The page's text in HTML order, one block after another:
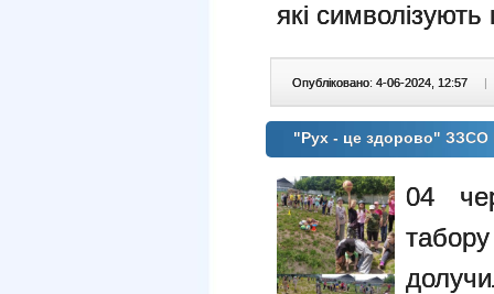
які символізують
Опубліковано: 4-06-2024, 12:57 |
"Рух - це здорово"
04